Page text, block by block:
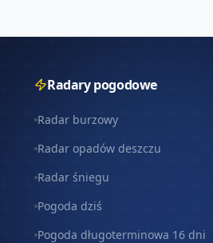
Radary pogodowe
Radar burzowy
Radar opadów deszczu
Radar śniegu
Pogoda dziś
Pogoda długoterminowa 16 dni